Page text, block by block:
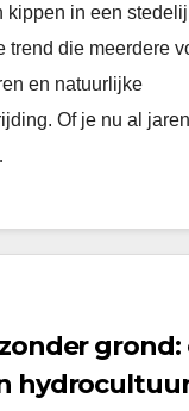
kippen in een
trend die meerdere
en natuurlijke
Of je nu al